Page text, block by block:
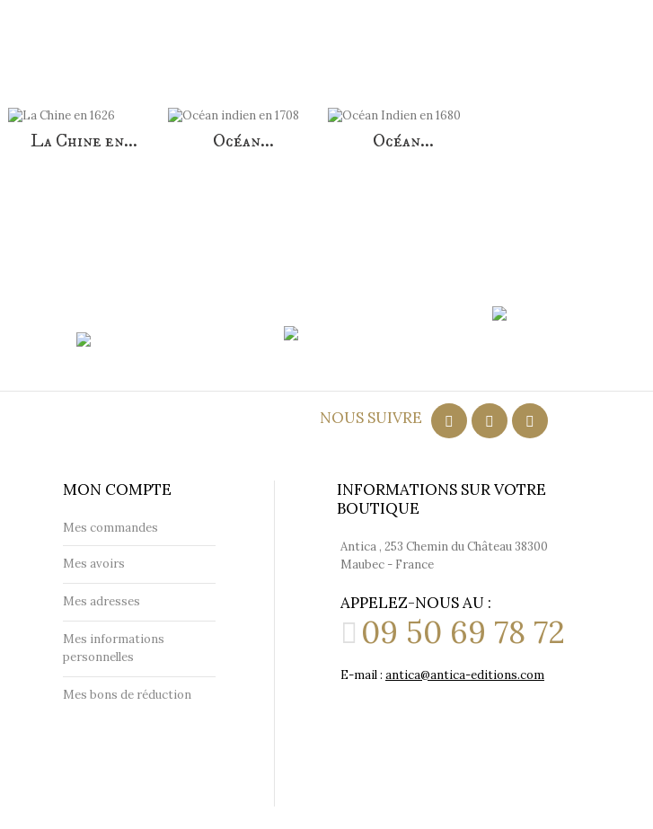
La Chine en... Océan... Océan...
NOUS SUIVRE
MON COMPTE
Mes commandes
Mes avoirs
Mes adresses
Mes informations
personnelles
Mes bons de réduction
INFORMATIONS SUR VOTRE
BOUTIQUE
Antica , 253 Chemin du Château 38300
Maubec - France
APPELEZ-NOUS AU :
09 50 69 78 72
E-mail : antica@antica-editions.com